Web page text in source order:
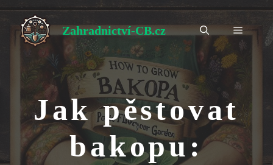
obsah
Zahradnictví-CB.cz Menu
Jak pěstovat
bakopu: